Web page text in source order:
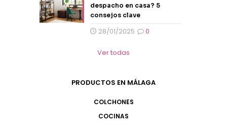
despacho en casa? 5
consejos clave
28/01/2025 0
Ver todas
PRODUCTOS EN MÁLAGA
COLCHONES
COCINAS